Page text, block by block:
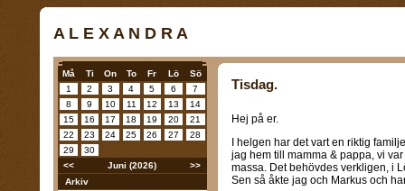
A L E X A N D R A
Må Ti On To Fr Lö
Sö
1
2 3 4 5 6
7
8
9 10 11 12 13
14
15
16 17 18 19 20
21
22
23 24 25 26 27
28
29
30
<<
Juni (2026)
>>
Arkiv
Tisdag.
Hej på er.
I helgen har det vart en riktig
jag hem till mamma & pappa, vi
massa. Det behövdes verkligen, i
Sen så åkte jag och Markus och